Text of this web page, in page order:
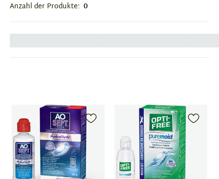
Anzahl der Produkte: 0